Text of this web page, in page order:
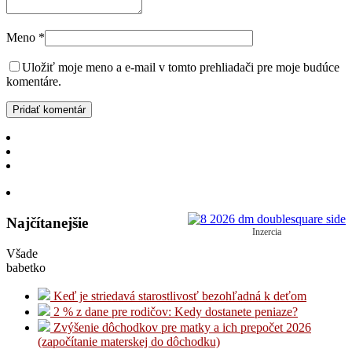
Meno *
Uložiť moje meno a e-mail v tomto prehliadači pre moje budúce
komentáre.
Inzercia
Najčítanejšie
Všade
babetko
Keď je striedavá starostlivosť bezohľadná k deťom
2 % z dane pre rodičov: Kedy dostanete peniaze?
Zvýšenie dôchodkov pre matky a ich prepočet 2026
(započítanie materskej do dôchodku)